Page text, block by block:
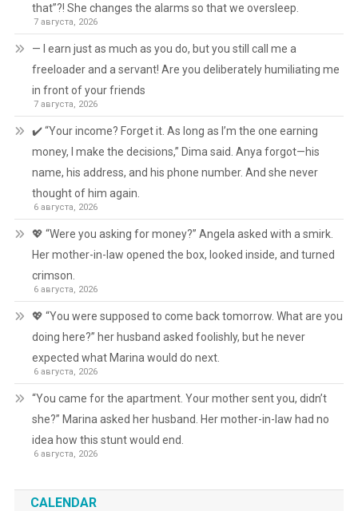
that”?! She changes the alarms so that we oversleep.
7 августа, 2026
— I earn just as much as you do, but you still call me a
freeloader and a servant! Are you deliberately humiliating me
in front of your friends
7 августа, 2026
✔️ “Your income? Forget it. As long as I’m the one earning
money, I make the decisions,” Dima said. Anya forgot—his
name, his address, and his phone number. And she never
thought of him again.
6 августа, 2026
💖 “Were you asking for money?” Angela asked with a smirk.
Her mother-in-law opened the box, looked inside, and turned
crimson.
6 августа, 2026
💖 “You were supposed to come back tomorrow. What are you
doing here?” her husband asked foolishly, but he never
expected what Marina would do next.
6 августа, 2026
“You came for the apartment. Your mother sent you, didn’t
she?” Marina asked her husband. Her mother-in-law had no
idea how this stunt would end.
6 августа, 2026
CALENDAR